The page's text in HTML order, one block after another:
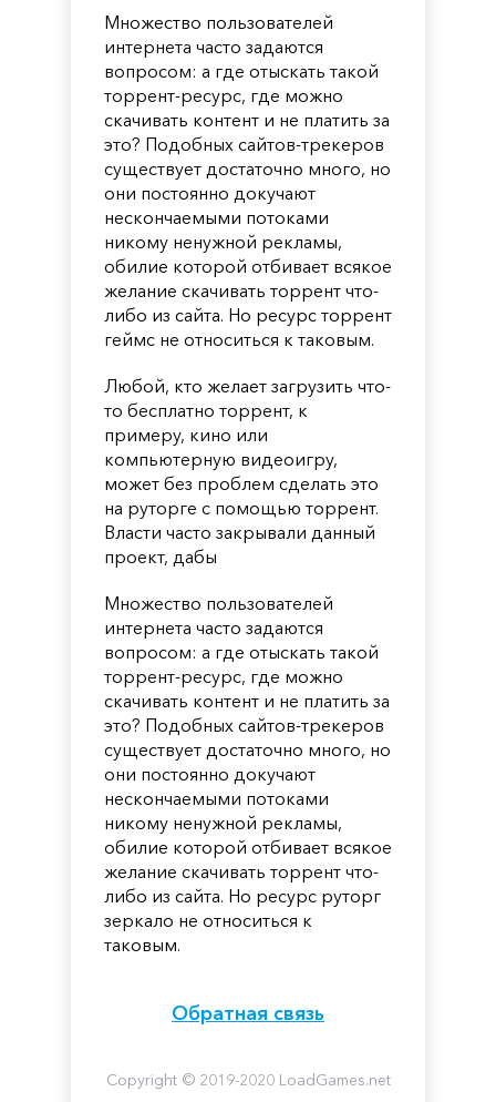
Множество пользователей
интернета часто задаются
вопросом: а где отыскать такой
торрент-ресурс, где можно
скачивать контент и не платить за
это? Подобных сайтов-трекеров
существует достаточно много, но
они постоянно докучают
нескончаемыми потоками
никому ненужной рекламы,
обилие которой отбивает всякое
желание скачивать торрент что-
либо из сайта. Но ресурс торрент
геймс не относиться к таковым.
Любой, кто желает загрузить что-
то бесплатно торрент, к
примеру, кино или
компьютерную видеоигру,
может без проблем сделать это
на руторге с помощью торрент.
Власти часто закрывали данный
проект, дабы
Множество пользователей
интернета часто задаются
вопросом: а где отыскать такой
торрент-ресурс, где можно
скачивать контент и не платить за
это? Подобных сайтов-трекеров
существует достаточно много, но
они постоянно докучают
нескончаемыми потоками
никому ненужной рекламы,
обилие которой отбивает всякое
желание скачивать торрент что-
либо из сайта. Но ресурс руторг
зеркало не относиться к
таковым.
Обратная связь
Copyright © 2019-2020 LoadGames.net